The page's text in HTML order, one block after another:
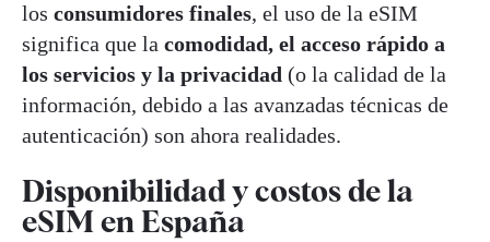
los consumidores finales, el uso de la eSIM
significa que la comodidad, el acceso rápido a
los servicios y la privacidad (o la calidad de la
información, debido a las avanzadas técnicas de
autenticación) son ahora realidades.
Disponibilidad y costos de la
eSIM en España